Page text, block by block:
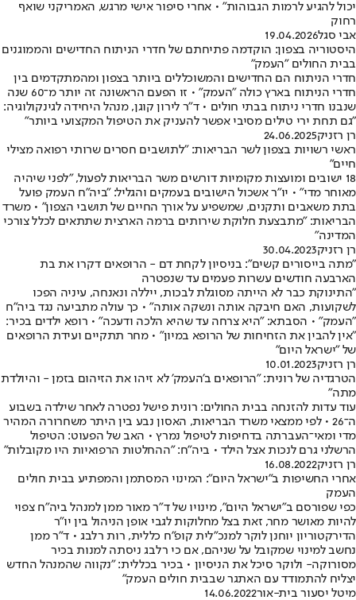
יכול להגיע לרמות הגבוהות" • אחרי סיפור אישי מרגש, האמריקני שואף
רחוק
אבי סגל19.04.2026
היסטוריה בצפון: הוקדמה פתיחתם של חדרי הניתוח החדישים והממוגנים
בבית החולים "העמק"
חדרי הניתוח הם החדישים והמשוכללים ביותר בצפון ומהמתקדמים בין
חדרי הניתוח בארץ כולה "העמק" • זו הפעם הראשונה זה יותר מ־60 שנה
שנבנו חדרי ניתוח בבתי חולים • ד"ר לירון קוגן, מנהל היחידה לגינקולוגיה:
"גם תחת ירי טילים מסיבי אפשר להעניק את הטיפול המקצועי ביותר"
רן רזניק24.06.2025
ראשי רשויות בצפון לשר הבריאות: "לתושבים חסרים שרותי רפואה מצילי
חיים"
18 ישובים ומועצות מקומיות דורשים משר הבריאות לפעול, "לפני שיהיה
מאוחר מדי" • יו"ר אשכול הישובים בעמקים והגליל: "ביה"ח העמק פועל
בתת משאבים ותקנים, שמשפיע על אורך החיים של תושבי הצפון" • משרד
הבריאות: "מתבצעת חלוקת שירותים ברמה הארצית שתתאים לכלל צורכי
המדינה"
רן רזניק30.04.2023
"מתה בייסורים קשים": בניסיון לקחת דם - הרופאים דקרו את בת
הארבעה חודשים עשרות פעמים עד שנפטרה
"התינוקת כבר לא הייתה מסוגלת לבכות, ייללה ונאנחה, עיניה הפכו
לשקועות, האם חיבקה אותה ונשקה אותה" • כך עולה מתביעה נגד ביה"ח
"העמק" • הסבתא: "היא צרחה עד שהיא הלכה ודעכה" • רופא ילדים בכיר:
"אין להבין את הזחיחות של הרופא במיון" • מחר תתקיים ועידת הרופאים
של "ישראל היום"
רן רזניק10.01.2023
הטרגדיה של רונית: "הרופאים ב'העמק' לא זיהו את הזיהום בזמן - והיולדת
מתה"
עוד עדות להזנחה בבית החולים: רונית פישל נפטרה לאחר שילדה בשבוע
ה־26 • לפי ממצאי משרד הבריאות, האסון נבע בין היתר משחרורה המהיר
מדי ומאי־העברתה בדחיפות לטיפול נמרץ • האב של הפעוט: הטיפול
הרשלני גרם לנכות אצל הילד • ביה"ח: "ההחלטות הרפואיות היו מקובלות"
רן רזניק16.08.2022
אחרי החשיפות ב"ישראל היום": המינוי המסתמן והמפתיע בבית חולים
העמק
כפי שפורסם ב"ישראל היום", מינויו של ד"ר מאור ממן למנהל ביה"ח צפוי
להיות מאושר מחר, זאת בצל מחלוקות לגבי אופן הניהול בין יו"ר
הדירקטוריון יוחנן לוקר למנכ"לית קופ"ח כללית, רות רלבג • ד"ר ממן
נחשב למינוי שמקובל על שניהם, אם כי רלבג ניסתה למנות בכיר
מסורוקה- ולוקר סיכל את הניסיון • בכיר בכללית: "נקווה שהמנהל החדש
יצליח להתמודד עם האתגר שבבית חולים העמק"
מיטל יסעור בית-אור14.06.2022